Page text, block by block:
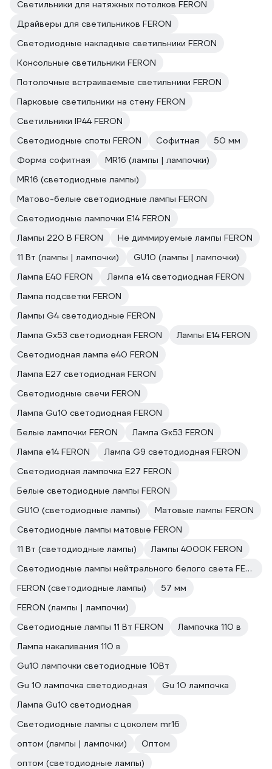
Светильники для натяжных потолков FERON
Драйверы для светильников FERON
Светодиодные накладные светильники FERON
Консольные светильники FERON
Потолочные встраиваемые светильники FERON
Парковые светильники на стену FERON
Светильники IP44 FERON
Светодиодные споты FERON
Софитная
50 мм
Форма софитная
MR16 (лампы | лампочки)
MR16 (светодиодные лампы)
Матово-белые светодиодные лампы FERON
Светодиодные лампочки E14 FERON
Лампы 220 В FERON
Не диммируемые лампы FERON
11 Вт (лампы | лампочки)
GU10 (лампы | лампочки)
Лампа E40 FERON
Лампа е14 светодиодная FERON
Лампа подсветки FERON
Лампы G4 светодиодные FERON
Лампа Gx53 светодиодная FERON
Лампы E14 FERON
Светодиодная лампа е40 FERON
Лампа E27 светодиодная FERON
Светодиодные свечи FERON
Лампа Gu10 светодиодная FERON
Белые лампочки FERON
Лампа Gx53 FERON
Лампа е14 FERON
Лампа G9 светодиодная FERON
Светодиодная лампочка E27 FERON
Белые светодиодные лампы FERON
GU10 (светодиодные лампы)
Матовые лампы FERON
Светодиодные лампы матовые FERON
11 Вт (светодиодные лампы)
Лампы 4000К FERON
Светодиодные лампы нейтрального белого света FERON
FERON (светодиодные лампы)
57 мм
FERON (лампы | лампочки)
Светодиодные лампы 11 Вт FERON
Лампочка 110 в
Лампа накаливания 110 в
Gu10 лампочки светодиодные 10Вт
Gu 10 лампочка светодиодная
Gu 10 лампочка
Лампа Gu10 светодиодная
Светодиодные лампы с цоколем mr16
оптом (лампы | лампочки)
Оптом
оптом (светодиодные лампы)